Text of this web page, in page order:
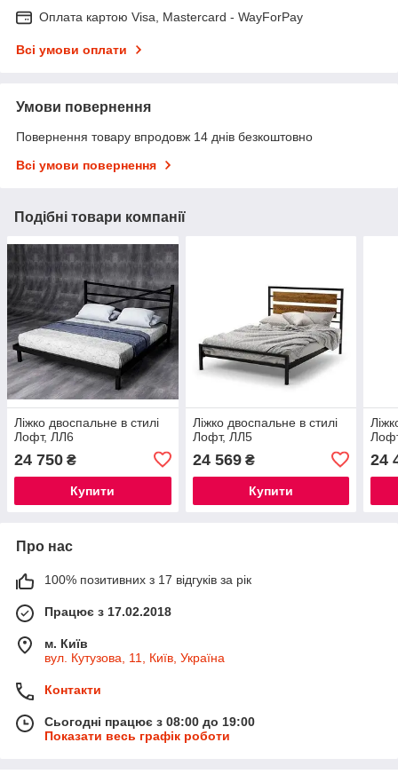
Оплата картою Visa, Mastercard - WayForPay
Всі умови оплати
Умови повернення
Повернення товару впродовж 14 днів безкоштовно
Всі умови повернення
Подібні товари компанії
Ліжко двоспальне в стилі
Лофт, ЛЛ6
24 750 ₴
Купити
Ліжко двоспальне в стилі
Лофт, ЛЛ5
24 569₴
Купити
24
Про нас
100% позитивних з 17 відгуків за рік
Працює з 17.02.2018
м. Київ
вул. Кутузова, 11, Київ, Україна
Контакти
Сьогодні працює з 08:00 до 19:00
Показати весь графік роботи